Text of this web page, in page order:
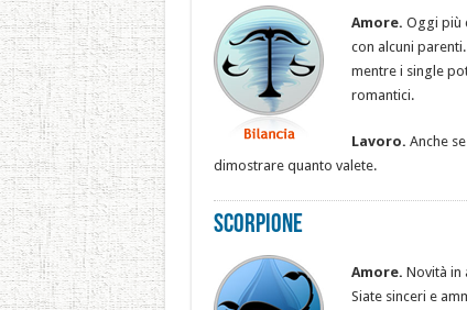
Amore. Oggi più
con alcuni
mentre i single
romantici.
Lavoro. Anche
dimostrare quanto valete.
Scorpione
Amore. Novità in
Siate sinceri e